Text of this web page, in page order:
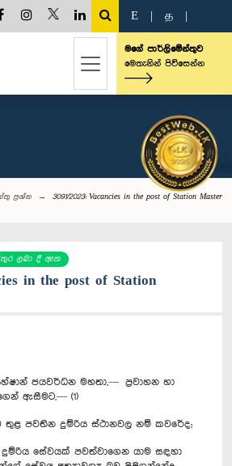
E த
මගේ පාර්ලිමේන්තුව
මෙතැනින් පිවිසෙන්න
ප්‍රශ්න 3091/2023: Vacancies in the post of Station Master
ලබා දී ඇත
in the post of Station
ජයවර්ධන මහතා,— ප්‍රවාහන හා
ඇසීමට,— (1)
පවතින දුම්රිය ස්ථානවල නම් කවරේද;
සේවයක් පවත්වාගෙන යාම සඳහා